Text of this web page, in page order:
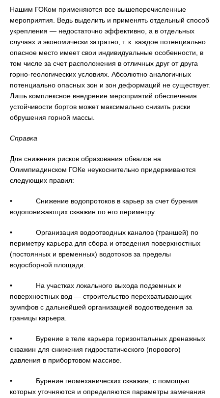
Нашим ГОКом применяются все вышеперечисленные
мероприятия. Ведь выделить и применять отдельный способ
укрепления — недостаточно эффективно, а в отдельных
случаях и экономически затратно, т. к. каждое потенциально
опасное место имеет свои индивидуальные особенности, в
том числе за счет расположения в отличных друг от друга
горно-геологических условиях. Абсолютно аналогичных
потенциально опасных зон и зон деформаций не существует.
Лишь комплексное внедрение мероприятий обеспечения
устойчивости бортов может максимально снизить риски
обрушения горной массы.
Справка
Для снижения рисков образования обвалов на
Олимпиадинском ГОКе неукоснительно придерживаются
следующих правил:
• Снижение водопротоков в карьер за счет бурения
водопонижающих скважин по его периметру.
• Организация водоотводных каналов (траншей) по
периметру карьера для сбора и отведения поверхностных
(постоянных и временных) водотоков за пределы
водосборной площади.
• На участках локального выхода подземных и
поверхностных вод — строительство перехватывающих
зумпфов с дальнейшей организацией водоотведения за
границы карьера.
• Бурение в теле карьера горизонтальных дренажных
скважин для снижения гидростатического (порового)
давления в прибортовом массиве.
• Бурение геомеханических скважин, с помощью
которых уточняются и определяются параметры замечания